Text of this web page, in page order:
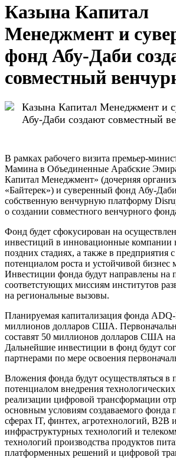
Казына Капитал
Менеджмент и
фонд Абу-Даби
совместный
В рамках рабочего визита премьер-
Мамина в Объединенные Арабские
Капитал Менеджмент» (дочерняя
«Байтерек») и суверенный фонд Абу-
собственную венчурную платформу
о создании совместного венчурного
Фонд будет сфокусирован на
инвестиций в инновационные компании
поздних стадиях, а также в предприятия
потенциалом роста и устойчивой бизнес
Инвестиции фонда будут направлены на
соответстующих миссиям институтов
на региональные вызовы.
Планируемая капитализация фонда
миллионов долларов США.
составят 50 миллионов долларов США на
Дальнейшие инвестиции в фонд будут
партнерами по мере освоения
Вложения фонда будут осуществляться в
потенциалом внедрения
реализации цифровой трансформации
основным условиям создаваемого фонда
сферах IT, финтех, агротехнологий, B2B
инфраструктурных технологий и
технологий производства продуктов
платформенных решений и цифровой